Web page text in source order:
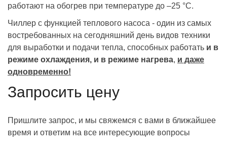
работают на обогрев при температуре до –25 °C.
Чиллер с функцией теплового насоса - один из самых
востребованных на сегодняшний день видов техники
для выработки и подачи тепла, способных работать и в
режиме охлаждения, и в режиме нагрева, и даже
одновременно!
Запросить цену
Пришлите запрос, и мы свяжемся с вами в ближайшее
время и ответим на все интересующие вопросы